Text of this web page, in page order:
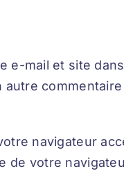
e-mail et site
navigateur
de votre